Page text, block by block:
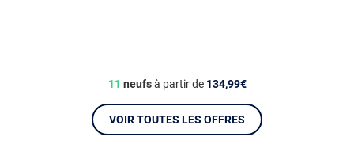
11 neufsà partir de 134,99€
VOIR TOUTES LES OFFRES